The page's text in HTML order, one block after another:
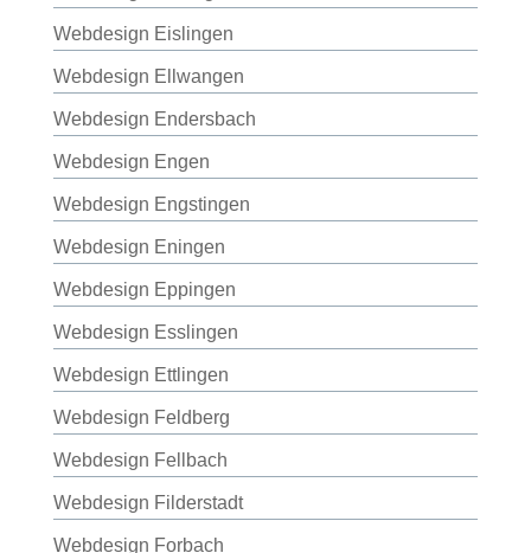
Webdesign Eislingen
Webdesign Ellwangen
Webdesign Endersbach
Webdesign Engen
Webdesign Engstingen
Webdesign Eningen
Webdesign Eppingen
Webdesign Esslingen
Webdesign Ettlingen
Webdesign Feldberg
Webdesign Fellbach
Webdesign Filderstadt
Webdesign Forbach